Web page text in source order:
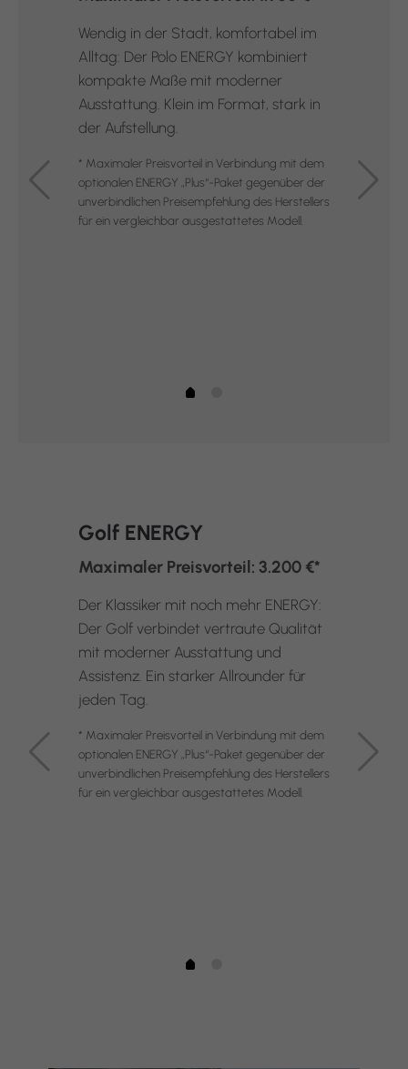
Wendig in der Stadt, komfortabel im
Alltag: Der Polo ENERGY kombiniert
kompakte Maße mit moderner
Ausstattung. Klein im Format, stark in
der Aufstellung.
* Maximaler Preisvorteil in Verbindung mit dem
optionalen ENERGY „Plus“-Paket gegenüber der
unverbindlichen Preisempfehlung des Herstellers
für ein vergleichbar ausgestattetes Modell.
Golf ENERGY
Maximaler Preisvorteil: 3.200 €*
Der Klassiker mit noch mehr ENERGY:
Der Golf verbindet vertraute Qualität
mit moderner Ausstattung und
Assistenz. Ein starker Allrounder für
jeden Tag.
* Maximaler Preisvorteil in Verbindung mit dem
optionalen ENERGY „Plus“-Paket gegenüber der
unverbindlichen Preisempfehlung des Herstellers
für ein vergleichbar ausgestattetes Modell.